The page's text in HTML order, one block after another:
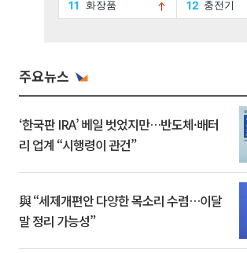
주요뉴스
‘한국판 IRA’ 베일 벗었지만…반도체·배터
리 업계 “시행령이 관건”
與 “세제개편안 다양한 목소리 수렴…이달
말 정리 가능성”